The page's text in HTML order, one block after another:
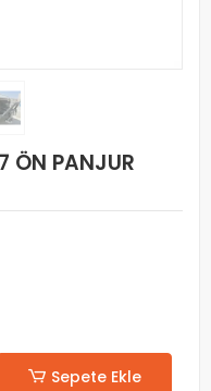
ÖN PANJUR
Sepete Ekle